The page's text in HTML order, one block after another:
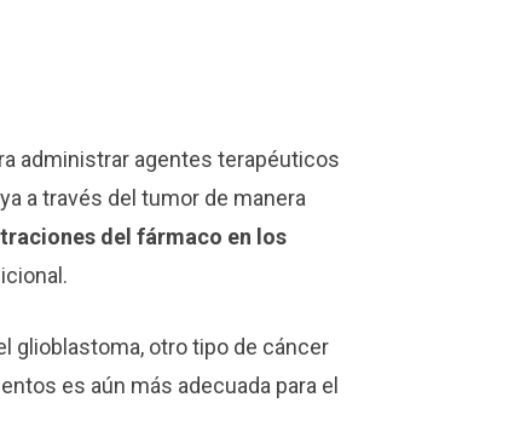
administrar agentes terapéuticos
a través del tumor de manera
del fármaco en los
glioblastoma, otro tipo de cáncer
es aún más adecuada para el